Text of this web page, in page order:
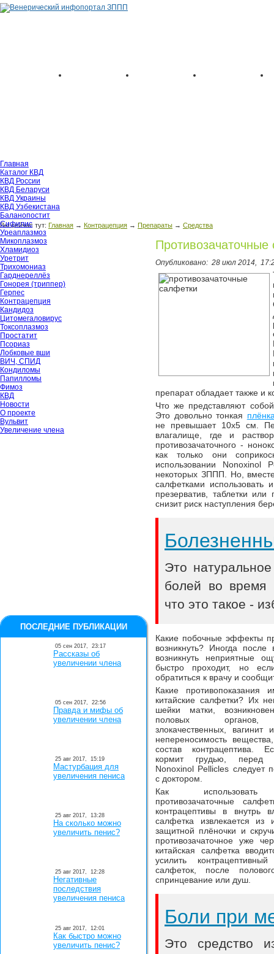
Главная
Каталог КВД
КВД России
КВД Беларуси
КВД Украины
КВД Узбекистана
Баланопостит
Сифилис
Уреаплазмоз
Микоплазмоз
Хламидиоз
Уретрит
Трихомониаз
Гарднереллёз
Гонорея (триппер)
Герпес
Контрацепция
Кандидоз
Цитомегаловирус
Токсоплазмоз
Простатит
Псориаз
Лобковые вши
ВИЧ, СПИД
Кондиломы
Папилломы
Фимоз
КВД
Новости
О проекте
Вульвит
Увеличение члена
Вы сейчас тут: Главная → Контрацепция → Препараты → Средства
Опубликовано: 28 июл 2014,
препарат обладает также и
Что же представляют
Это довольно тонкая
не превышает 10х5 см.
влагалище, где и
противозачаточного -
как только они
использовании Nonoxinol
некоторых ЗППП. Но,
салфетками использовать
презерватив, таблетки
снизит риск наступления
Это
болей во время
что это такое -
Какие побочные эффекты
возникнуть? Иногда
возникнуть неприятные
быстро проходит, но
обратиться к врачу и
Какие противопоказания
китайские салфетки? Их
шейки матки,
половых органов,
злокачественных, вагинит
непереносимость
состав контрацептива.
кормит грудью, перед
Nonoxinol Pellicles следует
с доктором.
Как использовать
противозачаточные
контрацептивы в внутрь
салфетка извлекается из
защитной плёночки и
противозачаточное уже
китайская салфетка
усилить
салфеток, после
спринцевание или душ.
Боли при
Это средство
ПОСЛЕДНИЕ ПУБЛИКАЦИИ
05 сен 2017, 23:17
Рассказы об
увеличении члена
05 сен 2017, 22:56
Правда и мифы об
увеличении члена
25 авг 2017, 15:19
Мастурбация для
увеличения пениса
25 авг 2017, 13:28
На сколько можно
увеличить пенис?
25 авг 2017, 12:28
Негативные
последствия
увеличения пениса
25 авг 2017, 12:01
Как быстро можно
увеличить пенис?